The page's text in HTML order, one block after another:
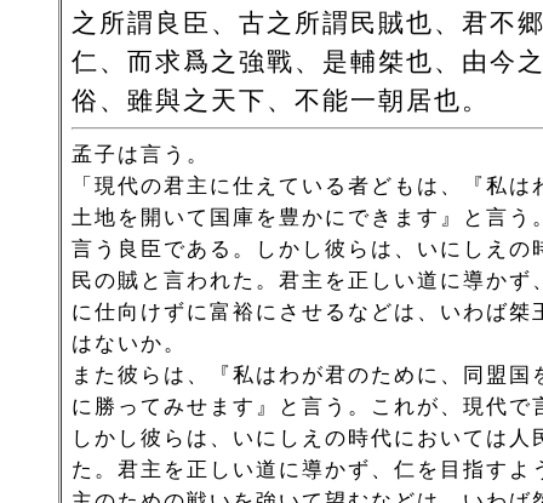
之所謂良臣、古之所謂民賊也、君不
仁、而求爲之強戰、是輔桀也、由今
俗、雖與之天下、不能一朝居也。
孟子は言う。
「現代の君主に仕えている者どもは、『私
土地を開いて国庫を豊かにできます』と言う
言う良臣である。しかし彼らは、いにしえの
民の賊と言われた。君主を正しい道に導かず
に仕向けずに富裕にさせるなどは、いわば桀
はないか。
また彼らは、『私はわが君のために、同盟国
に勝ってみせます』と言う。これが、現代で
しかし彼らは、いにしえの時代においては人
た。君主を正しい道に導かず、仁を目指すよ